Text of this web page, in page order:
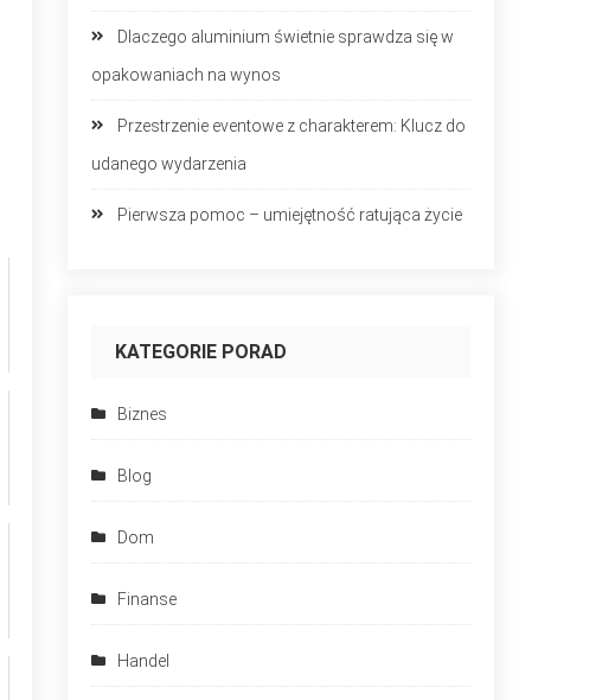
Dlaczego aluminium świetnie sprawdza się w
opakowaniach na wynos
Przestrzenie eventowe z charakterem: Klucz do
udanego wydarzenia
Pierwsza pomoc – umiejętność ratująca życie
KATEGORIE PORAD
Biznes
Blog
Dom
Finanse
Handel